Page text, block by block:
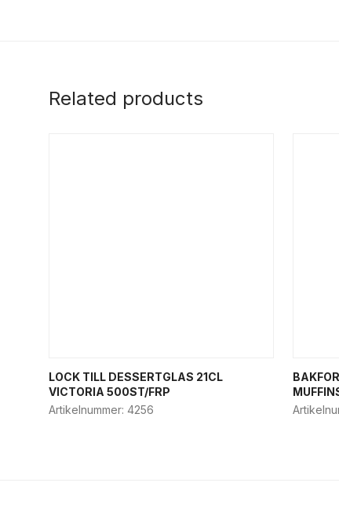
Related products
LOCK TILL DESSERTGLAS 21CL
VICTORIA 500ST/FRP
Artikelnummer: 4256